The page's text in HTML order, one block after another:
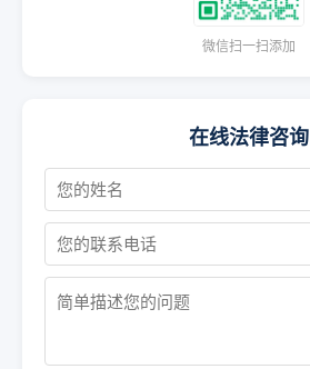
微信扫一扫添加
在线法律咨询